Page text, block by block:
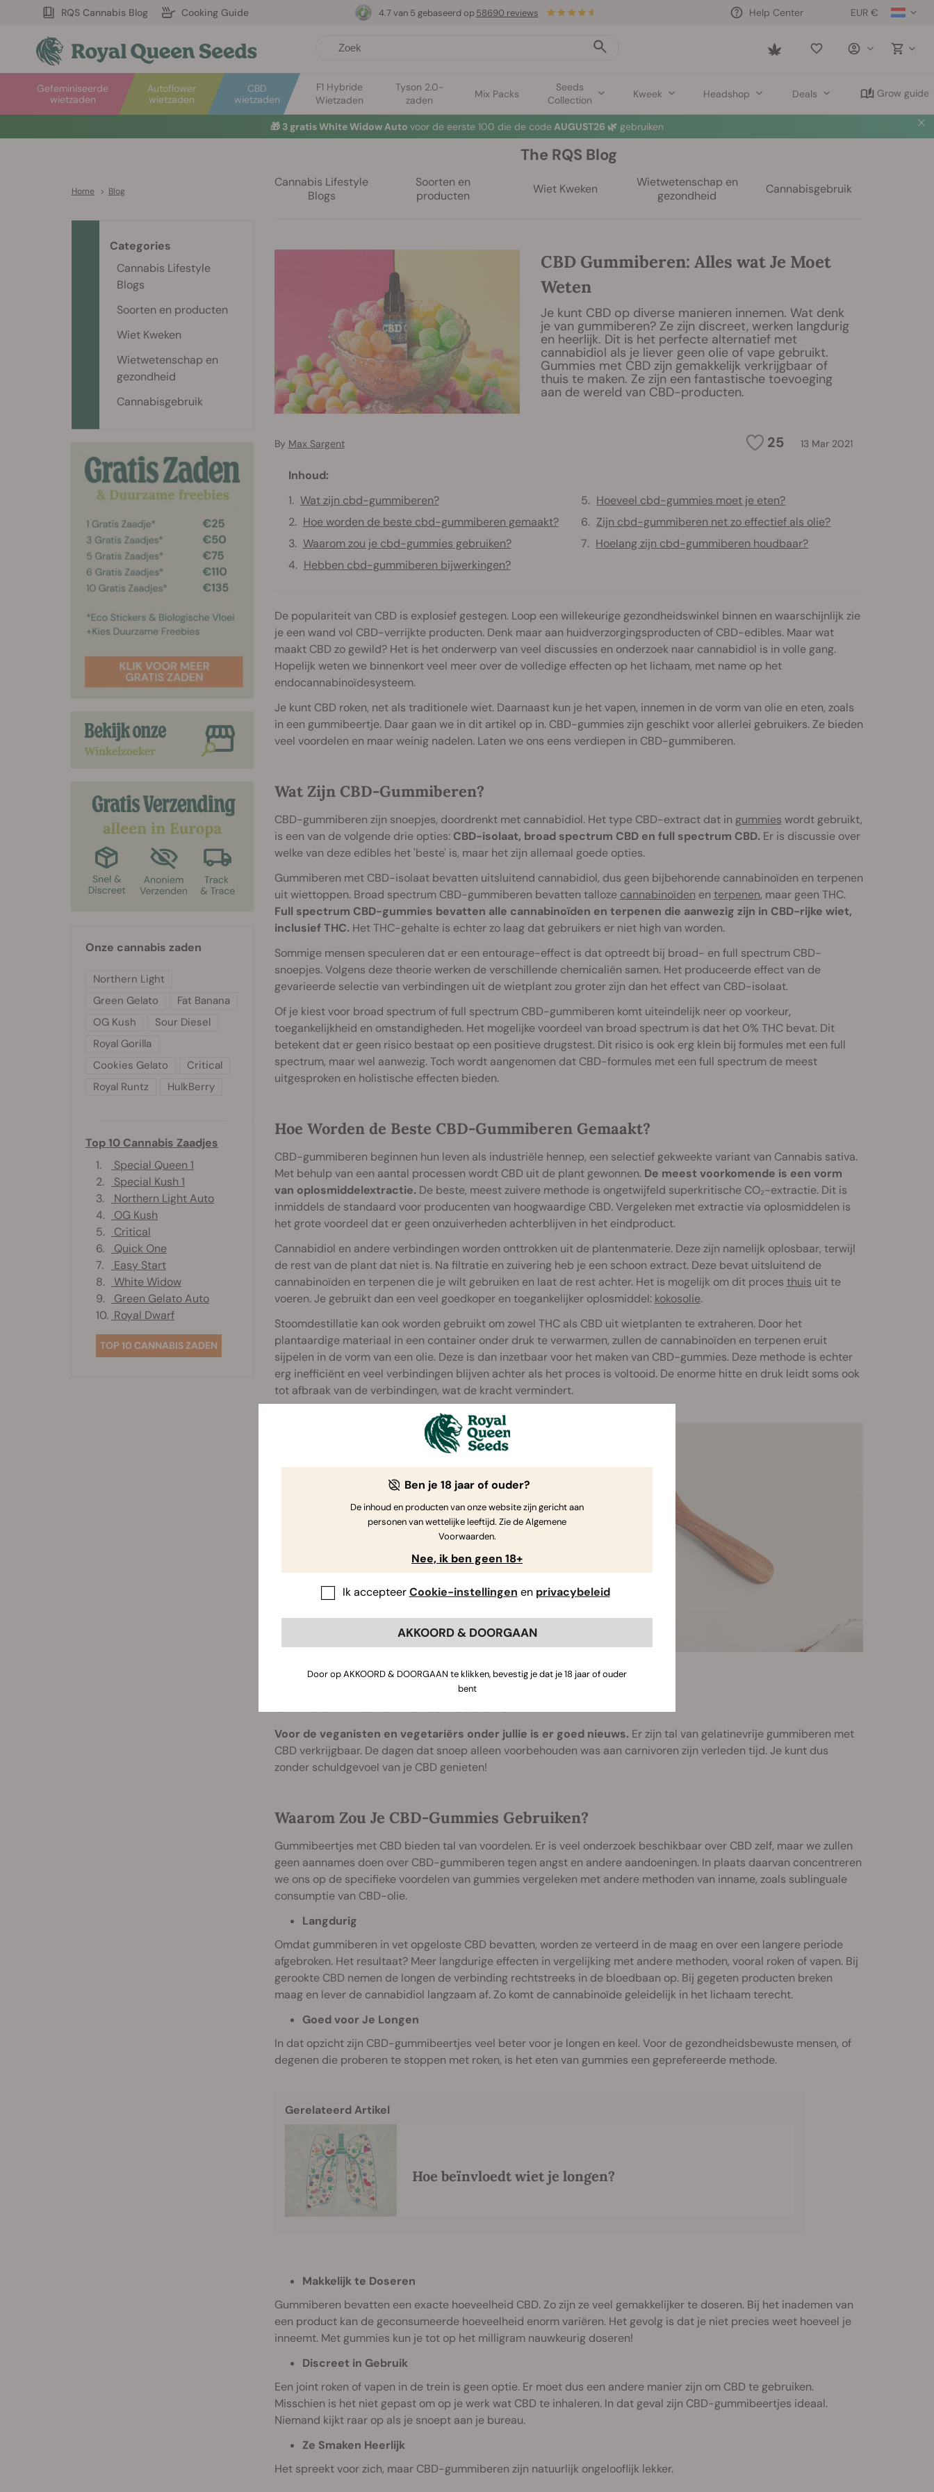
RQS Cannabis Blog Cooking Guide EUR €
Help Center
Saved
Autoflower
wietzaden
Gefeminiseerde
wietzaden
CBD
wietzaden
F1 Hybride
Wietzaden
Tyson 2.0-
zaden
Mix Packs
Seeds
Collection
Kweek Headshop Deals Grow guide
4.7 van 5 gebaseerd op 58690 reviews
🎁 3 gratis White Widow Auto voor de eerste 100 die de code AUGUST26 🌿 gebruiken
Home > Blog
The RQS Blog
Cannabis Lifestyle
Blogs
Soorten en
producten
Wiet Kweken
Wietwetenschap en
gezondheid
Cannabisgebruik
CBD Gummiberen: Alles wat Je Moet
Weten
Je kunt CBD op diverse manieren innemen. Wat denk
je van gummiberen? Ze zijn discreet, werken langdurig
en heerlijk. Dit is het perfecte alternatief met
cannabidiol als je liever geen olie of vape gebruikt.
Gummies met CBD zijn gemakkelijk verkrijgbaar of
thuis te maken. Ze zijn een fantastische toevoeging
aan de wereld van CBD-producten.
25 13 Mar 2021
By Max Sargent
Inhoud:
Wat zijn cbd-gummiberen?
Hoe worden de beste cbd-gummiberen gemaakt?
Waarom zou je cbd-gummies gebruiken?
Hebben cbd-gummiberen bijwerkingen?
Hoeveel cbd-gummies moet je eten?
Zijn cbd-gummiberen net zo effectief als olie?
Hoelang zijn cbd-gummiberen houdbaar?
De populariteit van CBD is explosief gestegen. Loop een willekeurige gezondheidswinkel binnen en waarschijnlijk zie
je een wand vol CBD-verrijkte producten. Denk maar aan huidverzorgingsproducten of CBD-edibles. Maar wat
maakt CBD zo gewild? Het is het onderwerp van veel discussies en onderzoek naar cannabidiol is in volle gang.
Hopelijk weten we binnenkort veel meer over de volledige effecten op het lichaam, met name op het
endocannabinoïdesysteem.
Je kunt CBD roken, net als traditionele wiet. Daarnaast kun je het vapen, innemen in de vorm van olie en eten, zoals
in een gummibeertje. Daar gaan we in dit artikel op in. CBD-gummies zijn geschikt voor allerlei gebruikers. Ze bieden
veel voordelen en maar weinig nadelen. Laten we ons eens verdiepen in CBD-gummiberen.
Wat Zijn CBD-Gummiberen?
CBD-gummiberen zijn snoepjes, doordrenkt met cannabidiol. Het type CBD-extract dat in gummies wordt gebruikt,
is een van de volgende drie opties: CBD-isolaat, broad spectrum CBD en full spectrum CBD. Er is discussie over
welke van deze edibles het 'beste' is, maar het zijn allemaal goede opties.
Gummiberen met CBD-isolaat bevatten uitsluitend cannabidiol, dus geen bijbehorende cannabinoïden en terpenen
uit wiettoppen. Broad spectrum CBD-gummiberen bevatten talloze cannabinoïden en terpenen, maar geen THC.
Full spectrum CBD-gummies bevatten alle cannabinoïden en terpenen die aanwezig zijn in CBD-rijke wiet,
inclusief THC. Het THC-gehalte is echter zo laag dat gebruikers er niet high van worden.
Sommige mensen speculeren dat er een entourage-effect is dat optreedt bij broad- en full spectrum CBD-
snoepjes. Volgens deze theorie werken de verschillende chemicaliën samen. Het produceerde effect van de
gevarieerde selectie van verbindingen uit de wietplant zou groter zijn dan het effect van CBD-isolaat.
Of je kiest voor broad spectrum of full spectrum CBD-gummiberen komt uiteindelijk neer op voorkeur,
toegankelijkheid en omstandigheden. Het mogelijke voordeel van broad spectrum is dat het 0% THC bevat. Dit
betekent dat er geen risico bestaat op een positieve drugstest. Dit risico is ook erg klein bij formules met een full
spectrum, maar wel aanwezig. Toch wordt aangenomen dat CBD-formules met een full spectrum de meest
uitgesproken en holistische effecten bieden.
Hoe Worden de Beste CBD-Gummiberen Gemaakt?
CBD-gummiberen beginnen hun leven als industriële hennep, een selectief gekweekte variant van Cannabis sativa.
Met behulp van een aantal processen wordt CBD uit de plant gewonnen. De meest voorkomende is een vorm
van oplosmiddelextractie. De beste, meest zuivere methode is ongetwijfeld superkritische CO₂-extractie. Dit is
inmiddels de standaard voor producenten van hoogwaardige CBD. Vergeleken met extractie via oplosmiddelen is
het grote voordeel dat er geen onzuiverheden achterblijven in het eindproduct.
Cannabidiol en andere verbindingen worden onttrokken uit de plantenmaterie. Deze zijn namelijk oplosbaar, terwijl
de rest van de plant dat niet is. Na filtratie en zuivering heb je een schoon extract. Deze bevat uitsluitend de
cannabinoïden en terpenen die je wilt gebruiken en laat de rest achter. Het is mogelijk om dit proces thuis uit te
voeren. Je gebruikt dan een veel goedkoper en toegankelijker oplosmiddel: kokosolie.
Stoomdestillatie kan ook worden gebruikt om zowel THC als CBD uit wietplanten te extraheren. Door het
plantaardige materiaal in een container onder druk te verwarmen, zullen de cannabinoïden en terpenen eruit
sijpelen in de vorm van een olie. Deze is dan inzetbaar voor het maken van CBD-gummies. Deze methode is echter
erg inefficiënt en veel verbindingen blijven achter als het proces is voltooid. De enorme hitte en druk leidt soms ook
tot afbraak van de verbindingen, wat de kracht vermindert.
Voor de veganisten en vegetariërs onder jullie is er goed nieuws. Er zijn tal van gelatinevrije gummiberen met
CBD verkrijgbaar. De dagen dat snoep alleen voorbehouden was aan carnivoren zijn verleden tijd. Je kunt dus
zonder schuldgevoel van je CBD genieten!
Waarom Zou Je CBD-Gummies Gebruiken?
Gummibeertjes met CBD bieden tal van voordelen. Er is veel onderzoek beschikbaar over CBD zelf, maar we zullen
geen aannames doen over CBD-gummiberen tegen angst en andere aandoeningen. In plaats daarvan concentreren
we ons op de specifieke voordelen van gummies vergeleken met andere methoden van inname, zoals sublinguale
consumptie van CBD-olie.
Langdurig
Omdat gummiberen in vet opgeloste CBD bevatten, worden ze verteerd in de maag en over een langere periode
afgebroken. Het resultaat? Meer langdurige effecten in vergelijking met andere methoden, vooral roken of vapen. Bij
gerookte CBD nemen de longen de verbinding rechtstreeks in de bloedbaan op. Bij gegeten producten breken
maag en lever de cannabidiol langzaam af. Zo komt de cannabinoïde geleidelijk in het lichaam terecht.
Goed voor Je Longen
In dat opzicht zijn CBD-gummibeertjes veel beter voor je longen en keel. Voor de gezondheidsbewuste mensen, of
degenen die proberen te stoppen met roken, is het eten van gummies een geprefereerde methode.
Gerelateerd Artikel
Hoe beïnvloedt wiet je longen?
Makkelijk te Doseren
Gummiberen bevatten een exacte hoeveelheid CBD. Zo zijn ze veel gemakkelijker te doseren. Bij het inademen van
een product kan de geconsumeerde hoeveelheid enorm variëren. Het gevolg is dat je niet precies weet hoeveel je
inneemt. Met gummies kun je tot op het milligram nauwkeurig doseren!
Discreet in Gebruik
Een joint roken of vapen in de trein is geen optie. Er moet dus een andere manier zijn om CBD te gebruiken.
Misschien is het niet gepast om op je werk wat CBD te inhaleren. In dat geval zijn CBD-gummibeertjes ideaal.
Niemand kijkt raar op als je snoept aan je bureau.
Ze Smaken Heerlijk
Het spreekt voor zich, maar CBD-gummiberen zijn natuurlijk ongelooflijk lekker.
Categories
Cannabis Lifestyle
Blogs
Soorten en producten
Wiet Kweken
Wietwetenschap en
gezondheid
Cannabisgebruik
Onze cannabis zaden
Northern Light
Green Gelato
Fat Banana
OG Kush
Sour Diesel
Royal Gorilla
Cookies Gelato
Critical
Royal Runtz
HulkBerry
Top 10 Cannabis Zaadjes
1.
Special Queen 1
2.
Special Kush 1
3.
Northern Light Auto
4.
OG Kush
5.
Critical
6.
Quick One
7.
Easy Start
8.
White Widow
9.
Green Gelato Auto
10. Royal Dwarf
TOP 10 CANNABIS ZADEN
Ben je 18 jaar of ouder?
De inhoud en producten van onze website zijn gericht aan
personen van wettelijke leeftijd. Zie de Algemene
Voorwaarden.
Nee, ik ben geen 18+
Ik accepteerCookie-instellingen en privacybeleid
AKKOORD & DOORGAAN
Door op AKKOORD & DOORGAAN te klikken, bevestig je dat je 18 jaar of ouder
bent